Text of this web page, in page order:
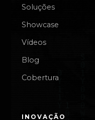
Soluções
Showcase
Vídeos
Blog
Cobertura
INOVAÇÃO